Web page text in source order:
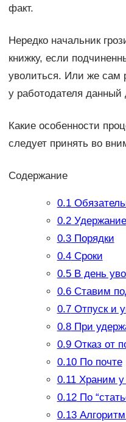
факт.
Нередко начальник
книжку, если
уволиться. Или же сам
у работодателя данный
Какие особенности
следует принять во
Содержание
0.1
0.2Удержание
0.3Порядки
0.4Сроки
0.5В день
0.6Ставим
0.7Отпуск и
0.8При
0.9Отказ от
0.10По почте
0.11Храним у
0.12По
0.13Алгоритм